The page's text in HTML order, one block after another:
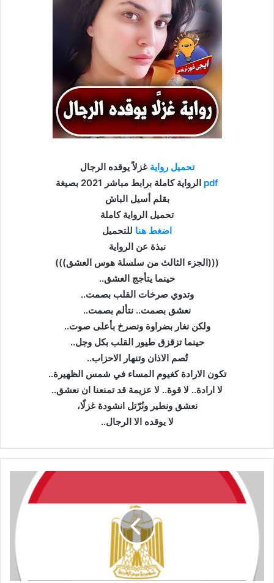
تحميل رواية غزلاً يوقده الرجال
pdf الرواية كاملة برابط مباشر 2021 بصيغة
بقلم أسيل الباش
تحميل الرواية كاملة
اضغط هنا للتحميل
نبذة عن الرواية
(((الجزء الثالث من سلسلة هوس العشق)))
حينما يتأجج العشق..
وتدوي صرخات القلب بصمت..
نعشق بصمت.. نتألم بصمت..
ولكن نغار بضراوة ونصرخ بأعلى صوت..
حينما تزقزق طيور القلب بكل وجل..
تُصم الاذان وتنهار الاحزاب..
تكون الارادة كغيوم المساء في شمس الظهيرة..
لا ارادة.. لا قوة.. لا عزيمة قد تمنعنا ان نعشق..
نعشق ونطير ونُرّتل انشودة غزلًا،
لا يوقده الا الرجال..